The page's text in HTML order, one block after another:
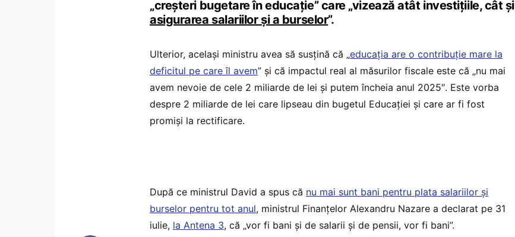
„creșteri bugetare în educație” care „vizează atât investițiile, cât și
asigurarea salariilor și a burselor”.
Ulterior, același ministru avea să susțină că „educația are o contribuție mare la
deficitul pe care îl avem” și că impactul real al măsurilor fiscale este că „nu mai
avem nevoie de cele 2 miliarde de lei și putem încheia anul 2025″. Este vorba
despre 2 miliarde de lei care lipseau din bugetul Educației și care ar fi fost
promiși la rectificare.
După ce ministrul David a spus că nu mai sunt bani pentru plata salariilor și
burselor pentru tot anul, ministrul Finanțelor Alexandru Nazare a declarat pe 31
iulie, la Antena 3, că „vor fi bani și de salarii și de pensii, vor fi bani”.